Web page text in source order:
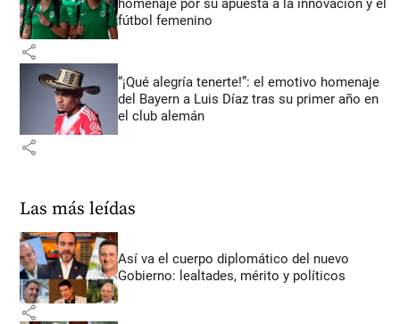
homenaje por su apuesta a la innovación y el
fútbol femenino
share
“¡Qué alegría tenerte!”: el emotivo homenaje
del Bayern a Luis Díaz tras su primer año en
el club alemán
share
Las más leídas
Así va el cuerpo diplomático del nuevo
Gobierno: lealtades, mérito y políticos
share